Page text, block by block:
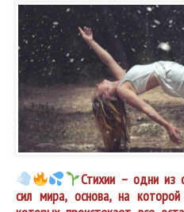
Стихии – одни из
сил мира, основа, на